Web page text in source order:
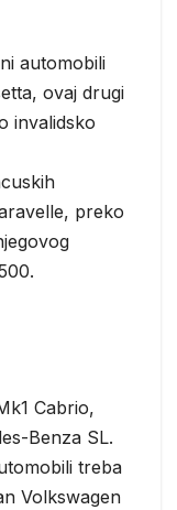
automobili
ovaj drugi
invalidsko
preko
Cabrio,
Benza SL.
treba
Volkswagen